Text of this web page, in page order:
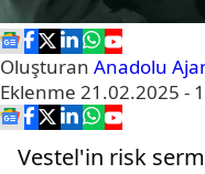
Oluşturan Anadolu
Eklenme 21.02.2025 -
Vestel'in risk